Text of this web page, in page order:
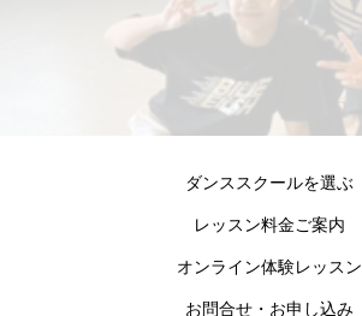
ダンススクールを選ぶ
レッスン料金ご案内
オンライン体験レッスン
お問合せ・お申し込み